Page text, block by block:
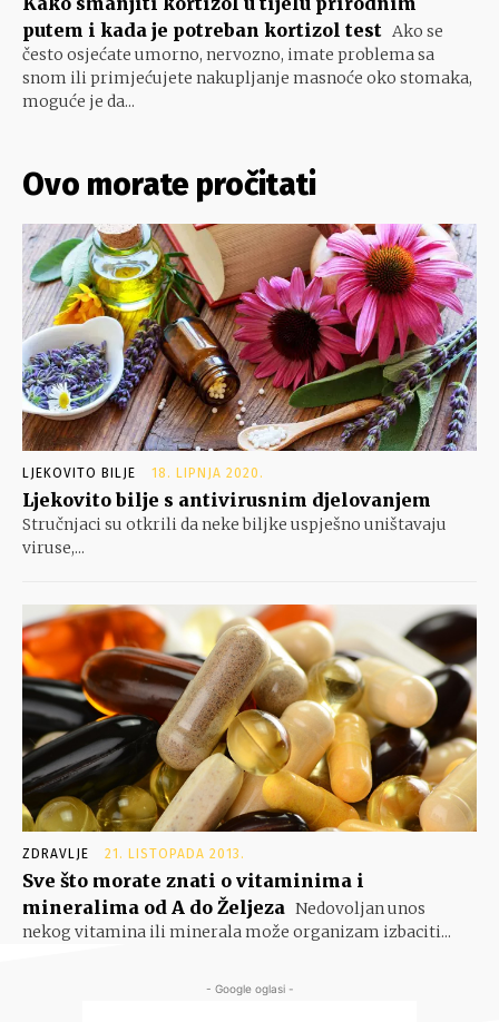
putem i kada je potreban kortizol test Ako se
često osjećate umorno, nervozno, imate problema sa
snom ili primjećujete nakupljanje masnoće oko stomaka,
moguće je da...
Ovo morate pročitati
LJEKOVITO BILJE 18. LIPNJA 2020.
Ljekovito bilje s antivirusnim djelovanjem
Stručnjaci su otkrili da neke biljke uspješno uništavaju
viruse,...
ZDRAVLJE 21. LISTOPADA 2013.
Sve što morate znati o vitaminima i
mineralima od A do Željeza Nedovoljan unos
nekog vitamina ili minerala može organizam izbaciti...
- Google oglasi -